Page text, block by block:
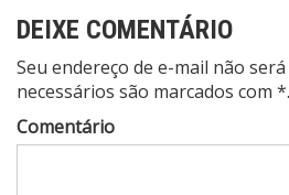
DEIXE COMENTÁRIO
Seu endereço de e-mail não
necessários são marcados com *.
Comentário